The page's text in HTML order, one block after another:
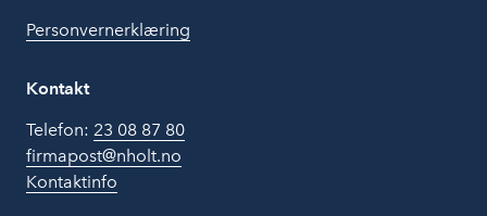
Personvernerklæring
Kontakt
Telefon: 23 08 87 80
firmapost@nholt.no
Kontaktinfo